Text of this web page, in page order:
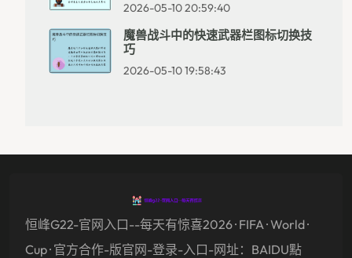
2026-05-10 20:59:40
魔兽战斗中的快速武器栏图标切换技
巧
2026-05-10 19:58:43
恒峰g22-官网入口--每天有惊喜2026 · FIFA · World ·
Cup · 官方合作-版官网-登录-入口-网址：BAIDU點